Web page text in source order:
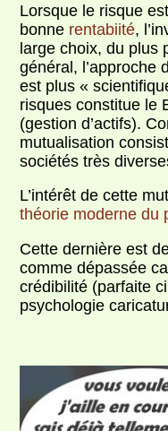
Lorsque le risque
bonne rentabiité,
large choix, du plus
général, l’approche
est plus «
risques constitue le
(gestion d’actifs).
mutualisation
sociétés très
L’intérêt de cette
théorie moderne du
Cette dernière est
comme dépassée
crédibilité (parfaite
psychologie